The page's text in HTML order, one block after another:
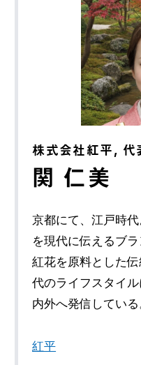
株式会社紅平, 代
関 仁美
京都にて、江戸時代
を現代に伝えるブラ
紅花を原料とした
代のライフスタイ
内外へ発信している
紅平